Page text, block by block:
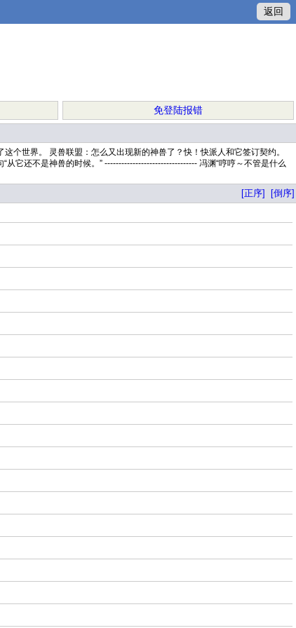
返回
免登陆报错
个世界。 灵兽联盟：怎么又出现新的神兽了？快！快派人和它签订契约。
它还不是神兽的时候。” --------------------------------- 冯渊“哼哼～不管是什么
[正序] [倒序]